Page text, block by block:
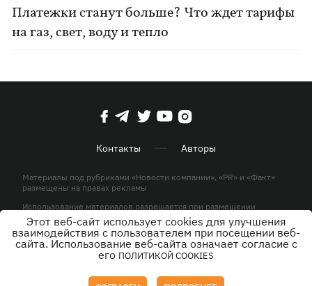
Платежки станут больше? Что ждет тарифы
на газ, свет, воду и тепло
Контакты Авторы
Материалы под рубриками «Новости компании», «PR» и «Факт»
размещены на правах рекламы
Использование материалов разрешается при размещении
активной гиперссылки на KP.UA в первом абзаце.
© ООО «ЮЛАВ МЕДИА»,2026. Все права защищены.
Этот веб-сайт использует cookies для улучшения
взаимодействия с пользователем при посещении веб-
сайта. Использование веб-сайта означает согласие с
его ПОЛИТИКОЙ COOKIES